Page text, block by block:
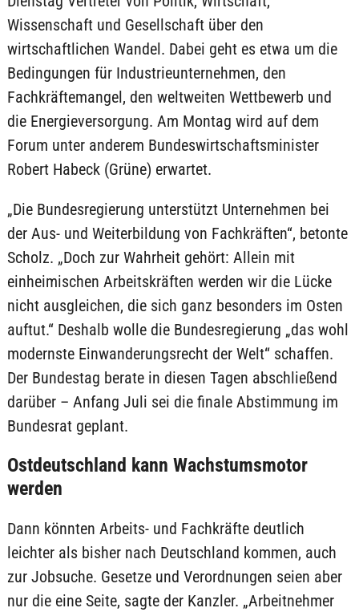
Wissenschaft und Gesellschaft über den
wirtschaftlichen Wandel. Dabei geht es etwa um die
Bedingungen für Industrieunternehmen, den
Fachkräftemangel, den weltweiten Wettbewerb und
die Energieversorgung. Am Montag wird auf dem
Forum unter anderem Bundeswirtschaftsminister
Robert Habeck (Grüne) erwartet.
„Die Bundesregierung unterstützt Unternehmen bei
der Aus- und Weiterbildung von Fachkräften“, betonte
Scholz. „Doch zur Wahrheit gehört: Allein mit
einheimischen Arbeitskräften werden wir die Lücke
nicht ausgleichen, die sich ganz besonders im Osten
auftut.“ Deshalb wolle die Bundesregierung „das wohl
modernste Einwanderungsrecht der Welt“ schaffen.
Der Bundestag berate in diesen Tagen abschließend
darüber – Anfang Juli sei die finale Abstimmung im
Bundesrat geplant.
Ostdeutschland kann Wachstumsmotor
werden
Dann könnten Arbeits- und Fachkräfte deutlich
leichter als bisher nach Deutschland kommen, auch
zur Jobsuche. Gesetze und Verordnungen seien aber
nur die eine Seite, sagte der Kanzler. „Arbeitnehmer